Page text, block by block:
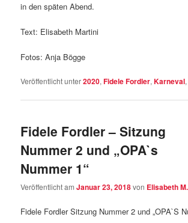
in den späten Abend.
Text: Elisabeth Martini
Fotos: Anja Bögge
Veröffentlicht unter2020,Fidele Fordler,Karneval
Fidele Fordler – Sitzung
Nummer 2 und „OPA`s
Nummer 1“
Veröffentlicht amJanuar 23, 2018von Elisabeth M.
Fidele Fordler Sitzung Nummer 2 und „OPA`S